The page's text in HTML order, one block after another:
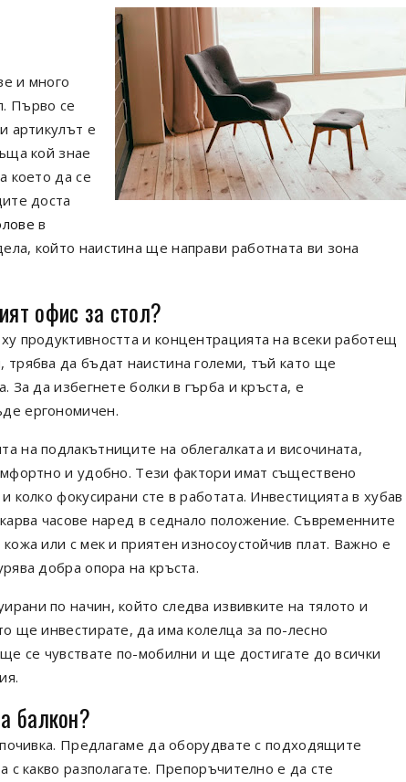
и много
Първо се
артикулът е
кой знае
което да се
доста
в
който наистина ще направи работната ви зона
офис за стол?
продуктивността и концентрацията на всеки работещ
да бъдат наистина големи, тъй като ще
За да избегнете болки в гърба и кръста, е
ергономичен.
на подлакътниците на облегалката и височината,
и удобно. Тези фактори имат съществено
колко фокусирани сте в работата. Инвестицията в хубав
часове наред в седнало положение. Съвременните
или с мек и приятен износоустойчив плат. Важно е
добра опора на кръста.
по начин, който следва извивките на тялото и
ще инвестирате, да има колелца за по-лесно
се чувствате по-мобилни и ще достигате до всички
балкон?
Предлагаме да оборудвате с подходящите
с какво разполагате. Препоръчително е да сте